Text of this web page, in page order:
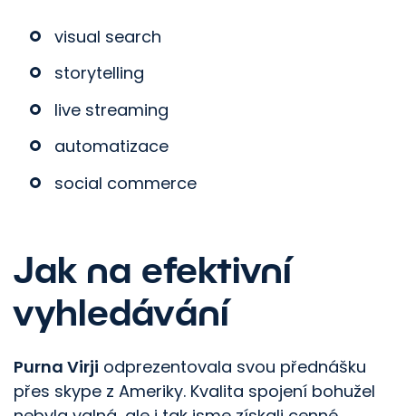
visual search
storytelling
live streaming
automatizace
social commerce
Jak na efektivní
vyhledávání
Purna Virji odprezentovala svou přednášku
přes skype z Ameriky. Kvalita spojení bohužel